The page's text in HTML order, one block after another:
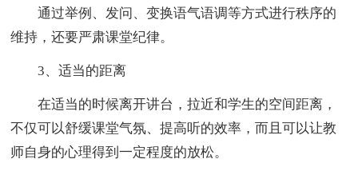
通过举例、发问、变换语气语调等方式进行秩序的
维持，还要严肃课堂纪律。
3、适当的距离
在适当的时候离开讲台，拉近和学生的空间距离，
不仅可以舒缓课堂气氛、提高听的效率，而且可以让教
师自身的心理得到一定程度的放松。